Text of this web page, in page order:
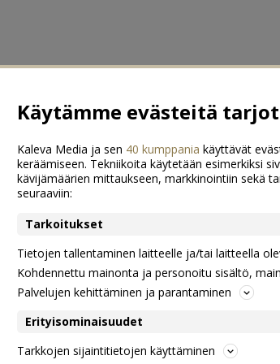
Käytämme evästeitä
Kaleva Media ja sen 40 kumppania käyttävät
keräämiseen. Tekniikoita käytetään esimerkiksi
kävijämäärien mittaukseen, markkinointiin sekä
seuraaviin:
Tarkoitukset
Tietojen tallentaminen laitteelle ja/tai laitteella
Kohdennettu mainonta ja personoitu sisältö,
Palvelujen kehittäminen ja parantaminen
Erityisominaisuudet
Tarkkojen sijaintitietojen käyttäminen